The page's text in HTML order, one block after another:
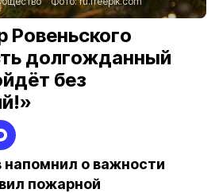
Ровеньского
долгожданный
без
о важности
пожарной